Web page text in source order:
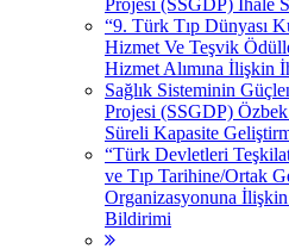
“9. Türk Tıp Dünyası
Hizmet Ve Teşvik
Hizmet Alımına İlişkin
Sağlık Sisteminin
Projesi (SSGDP)
Süreli Kapasite
“Türk Devletleri
ve Tıp Tarihine/Ortak
Organizasyonuna
Bildirimi